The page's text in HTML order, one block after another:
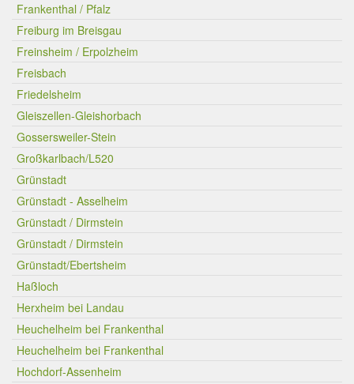
Frankenthal / Pfalz
Freiburg im Breisgau
Freinsheim / Erpolzheim
Freisbach
Friedelsheim
Gleiszellen-Gleishorbach
Gossersweiler-Stein
Großkarlbach/L520
Grünstadt
Grünstadt - Asselheim
Grünstadt / Dirmstein
Grünstadt / Dirmstein
Grünstadt/Ebertsheim
Haßloch
Herxheim bei Landau
Heuchelheim bei Frankenthal
Heuchelheim bei Frankenthal
Hochdorf-Assenheim